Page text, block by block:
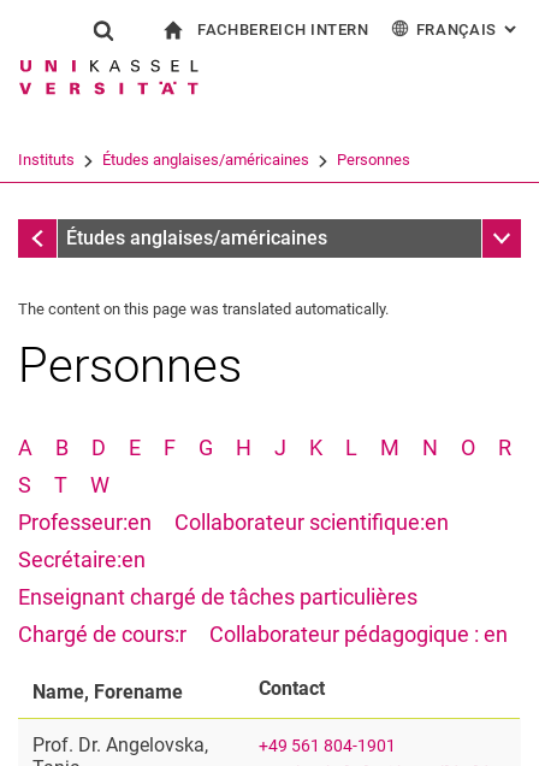
Jump directly to: content
Jump directly to: search
Jump directly to: main
Show search form
Search term
Search (opens an external link in a
FACHBEREICH INTERN FRANÇAIS :
Instituts Études anglaises/américaines Personnes
InstitutsÉtudes anglaises/américaines Sub
The content on this page was translated automatically.
Personnes
A B D E F G H J K L M N O
R
S
T
W
Professeur:en
Collaborateur scientifique:en
Secrétaire:en
Enseignant chargé de tâches particulières
Chargé de cours:r
Collaborateur pédagogique : en
Name, Forename Contact
Prof. Dr. Angelovska,
+49 561 804-1901